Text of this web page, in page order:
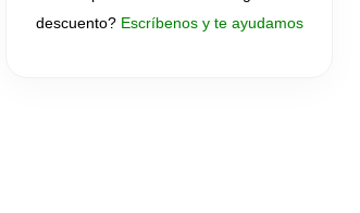
descuento? Escríbenos y te ayudamos